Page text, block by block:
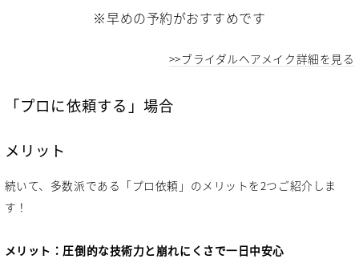
※早めの予約がおすすめです
>>ブライダルヘアメイク詳細を見る
「プロに依頼する」場合
メリット
続いて、多数派である「プロ依頼」のメリットを2つご紹介しま
す！
メリット：圧倒的な技術力と崩れにくさで一日中安心